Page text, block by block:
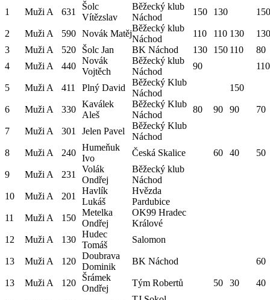
1 Muži A 631
Šolc
Vítězslav
Běžecký klub
Náchod
150 130 150
2 Muži A 590 Novák Matěj
Běžecký klub
Náchod
110 110 130
130
3
Muži A 520 Šolc Jan BK Náchod 130 150 110
80
4
Muži A 440
Novák
Vojtěch
Běžecký klub
Náchod
90 110
5 Muži A 411 Plný David
Běžecký Klub
Náchod
150
6 Muži A 330
Kaválek
Aleš
Běžecký Klub
Náchod
80 90 90 70
7 Muži A 301 Jelen Pavel
Běžecký Klub
Náchod
8
Muži A 240
Humeňuk
Ivo
Česká Skalice 60 40 50
9 Muži A 231
Volák
Ondřej
Běžecký klub
Náchod
10
Muži A 201
Havlík
Lukáš
Hvězda
Pardubice
11
Muži A 150
Metelka
Ondřej
OK99 Hradec
Králové
12
Muži A 130
Hudec
Tomáš
Salomon
13 Muži A 120
Doubrava
Dominik
BK Náchod 60
13 Muži A 120
Šrámek
Ondřej
Tým Robertů 50 30 40